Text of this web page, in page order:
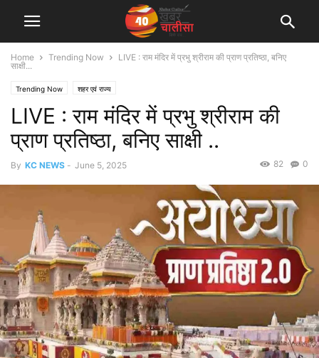
Home Trending Now
LIVE : राम मंदिर में प्रभु श्रीराम की प्राण प्रतिष्ठा, बनिए
साक्षी...
Trending Now शहर एवं राज्य
LIVE : राम मंदिर में प्रभु श्रीराम की
प्राण प्रतिष्ठा, बनिए साक्षी ..
By KC NEWS - June 5, 2025 0
82